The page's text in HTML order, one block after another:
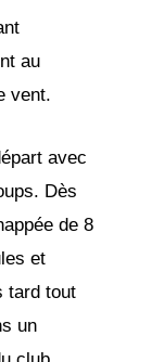
au
vent.
avec
Dès
de 8
et
tard tout
un